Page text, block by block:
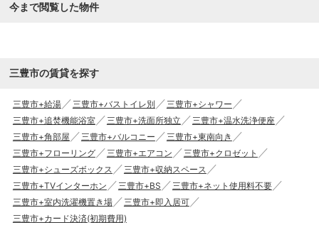
今まで閲覧した物件
三豊市の賃貸を探す
三豊市+給湯 三豊市+バストイレ別
三豊市+シャワー
三豊市+追焚機能浴室
三豊市+洗面所独立
三豊市+温水洗浄便座
三豊市+角部屋
三豊市+バルコニー
三豊市+東南向き
三豊市+フローリング
三豊市+エアコン
三豊市+クロゼット
三豊市+シューズボックス
三豊市+収納スペース
三豊市+TVインターホン
三豊市+BS
三豊市+ネット使用料不要
三豊市+室内洗濯機置き場
三豊市+即入居可
三豊市+カード決済(初期費用)